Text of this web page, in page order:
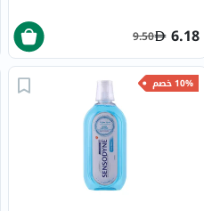
6.18
9.50
10% خصم